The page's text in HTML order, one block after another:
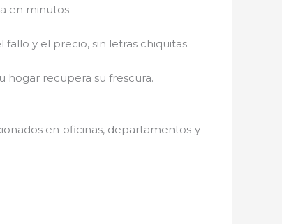
en minutos.
y el precio, sin letras chiquitas.
hogar recupera su frescura.
en oficinas, departamentos y